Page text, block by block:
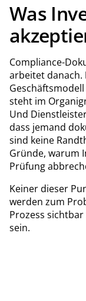
Was
Compliance-
arbeitet danach.
steht im
Und
dass jemand
sind keine
Gründe, warum
Prüfung
Keiner dieser
werden zum
Prozess
sein.